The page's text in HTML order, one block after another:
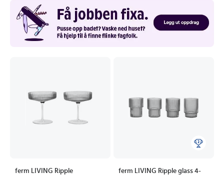
ferm LIVING Ripple
ferm LIVING Ripple glass 4-